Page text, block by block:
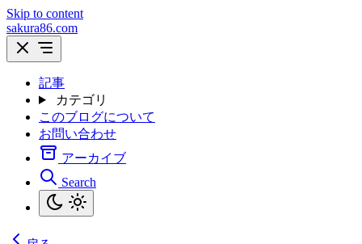
Skip to content
sakura86.com
記事
カテゴリ
このブログについて
お問い合わせ
アーカイブ
Search